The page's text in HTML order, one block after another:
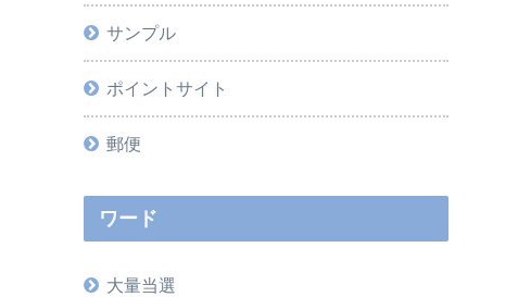
サンプル
ポイントサイト
郵便
ワード
大量当選